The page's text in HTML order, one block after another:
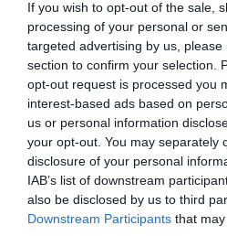
If you wish to opt-out of the sale,
processing of your personal or
targeted advertising by us,
section to confirm your selection.
opt-out request is processed you
interest-based ads based on
us or personal information
your opt-out. You may separately
disclosure of your personal
IAB’s list of downstream
also be disclosed by us to third
Downstream Participants that
más de 200 ligas y torneos
España, 100 festivales de
entretenimiento, y otras 100
running y ciclismo.
El módulo incluye
ACB, Asobal, Superliga de
como NBA, Euroliga, Premier
A y Ligue 1, así como los
agregada partidos de
internacionales celebrados en
de la Reina de todos los
información, contáctanos a
intelligence@2playbook.com